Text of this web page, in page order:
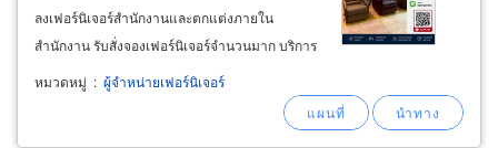
ลงเฟอร์นิเจอร์สำนักงานและตกแต่งภายใน
สำนักงาน รับสั่งจองเฟอร์นิเจอร์จำนวนมาก บริการ
จัดส่งและประกอบเฟอร์นิเจอร์ให้ลูกค้าถึงที่ จัดส่ง
ทุกที่ในจังหวัดนครราชสีมา และจังหวัดพื้นที่ใกล้
หมวดหมู่ : ผู้จำหน่ายเฟอร์นิเจอร์